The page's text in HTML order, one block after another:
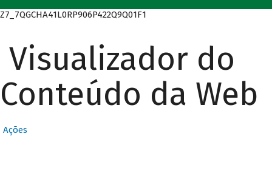
Z7_7QGCHA41L0RP906P422Q9Q01F1
Visualizador do
Conteúdo da Web
Ações